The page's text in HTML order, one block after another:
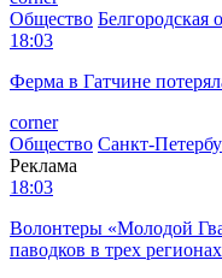
Общество Белгородская
18:03
Ферма в Гатчине
corner
Общество Санкт-
Реклама
18:03
Волонтеры «Молодой
паводков в трех